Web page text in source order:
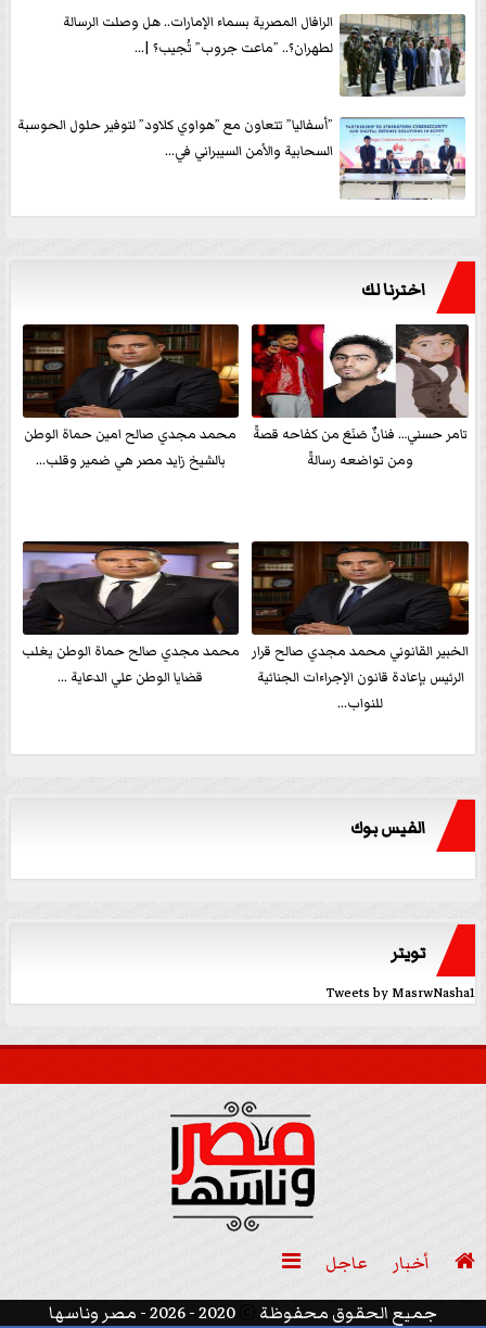
الرافال المصرية بسماء الإمارات.. هل وصلت الرسالة
لطهران؟.. ”ماعت جروب” تُجيب؟ |...
”أسفاليا” تتعاون مع ”هواوي كلاود” لتوفير حلول الحوسبة
السحابية والأمن السيبراني في...
اخترنا لك
تامر حسني… فنانٌ صَنَعَ من كفاحه قصةً
ومن تواضعه رسالةً
محمد مجدي صالح امين حماة الوطن
بالشيخ زايد مصر هي ضمير وقلب...
الخبير القانوني محمد مجدي صالح قرار
الرئيس بإعادة قانون الإجراءات الجنائية
للنواب...
محمد مجدي صالح حماة الوطن يغلب
قضايا الوطن علي الدعاية ...
الفيس بوك
تويتر
Tweets by MasrwNasha1
 أخبار عاجل

جميع الحقوق محفوظة